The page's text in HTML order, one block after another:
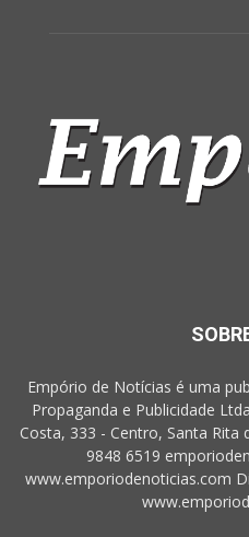
Empório de Notícias é uma
Propaganda e Publicidade
Costa, 333 - Centro, Santa Rita
9848 6519
www.emporiodenoticias.com